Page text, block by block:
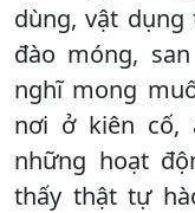
dùng, vật
đào móng,
nghĩ mong
nơi ở kiên cố,
những hoạt
thấy thật tự